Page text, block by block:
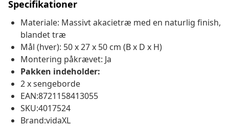
Specifikationer
Materiale: Massivt akacietræ med en naturlig finish,
blandet træ
Mål (hver): 50 x 27 x 50 cm (B x D x H)
Montering påkrævet: Ja
Pakken indeholder:
2 x sengeborde
EAN:8721158413055
SKU:4017524
Brand:vidaXL